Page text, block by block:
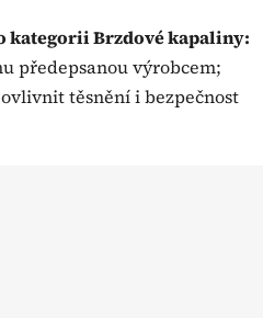
v
k
y
v
kategorii Brzdové kapaliny:
předepsanou výrobcem;
těsnění i bezpečnost